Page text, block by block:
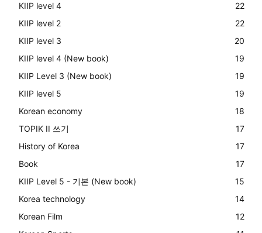
KIIP level 4
22
KIIP level 2
22
KIIP level 3
20
KIIP level 4 (New book)
19
KIIP Level 3 (New book)
19
KIIP level 5
19
Korean economy
18
TOPIK II 쓰기
17
History of Korea
17
Book
17
KIIP Level 5 - 기본 (New book)
15
Korea technology
14
Korean Film
12